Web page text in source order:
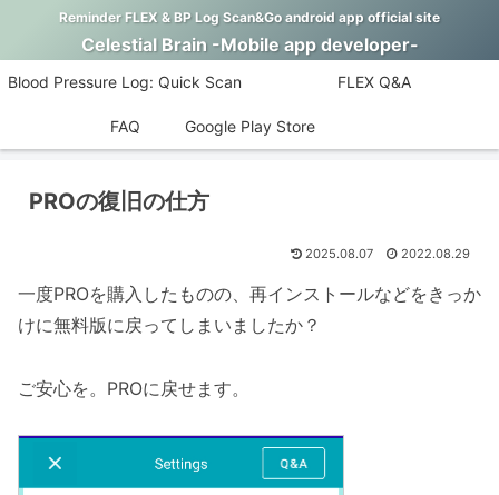
Reminder FLEX & BP Log Scan&Go android app official site
Celestial Brain -Mobile app developer-
Blood Pressure Log: Quick Scan
FAQ
FLEX Q&A
Google Play Store
PROの復旧の仕方
2025.08.07 2022.08.29
一度PROを購入したものの、再インストールなどをきっか
けに無料版に戻ってしまいましたか？
ご安心を。PROに戻せます。